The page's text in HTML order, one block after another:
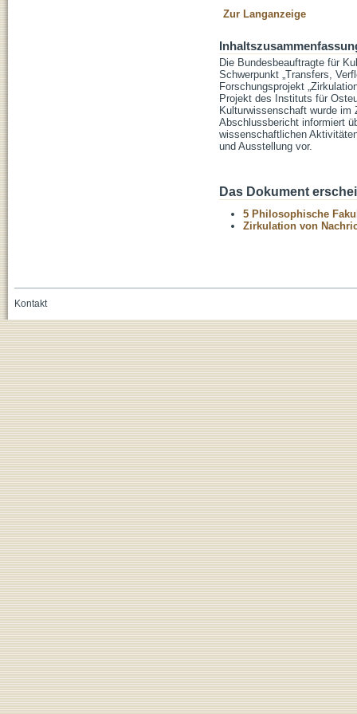
Zur Langanzeige
Die Bundesbeauftragte für
Schwerpunkt „Transfers,
Forschungsprojekt
Projekt des Instituts für
Kulturwissenschaft wurde im
Abschlussbericht informiert
wissenschaftlichen
und Ausstellung vor.
Das Dokument
5 Philosophische
Zirkulation von
Kontakt